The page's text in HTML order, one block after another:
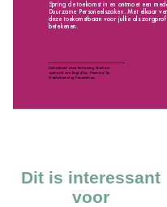
Dit is interessant
voor